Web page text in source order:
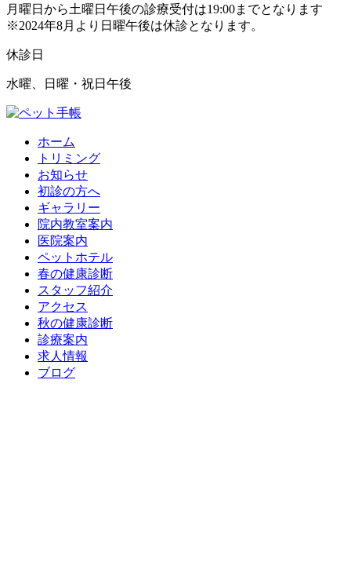
月曜日から土曜日午後の診療受付は19:00までとなります
※2024年8月より日曜午後は休診となります。
休診日
水曜、日曜・祝日午後
ホーム
トリミング
お知らせ
初診の方へ
ギャラリー
院内教室案内
医院案内
ペットホテル
春の健康診断
スタッフ紹介
アクセス
秋の健康診断
診療案内
求人情報
ブログ